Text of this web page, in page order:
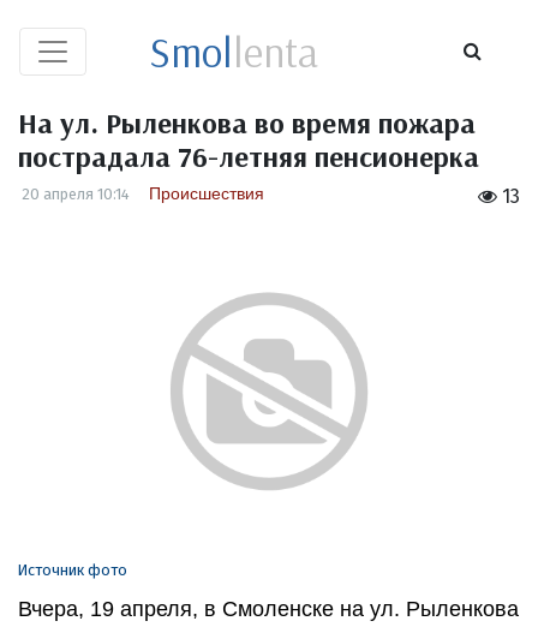
Smollenta
На ул. Рыленкова во время пожара
пострадала 76-летняя пенсионерка
13
20 апреля 10:14 Происшествия
Источник фото
Вчера, 19 апреля, в Смоленске на ул. Рыленкова